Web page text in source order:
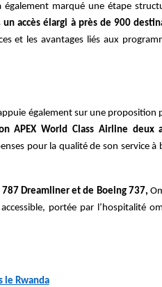
également marqué une étape
un accès élargi à près de 900
et les avantages liés aux
également sur une proposition
APEX World Class Airline deux
pour la qualité de son service à
787 Dreamliner et de Boeing 737,
portée par l’hospitalité
le Rwanda